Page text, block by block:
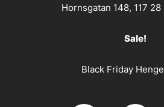
Hornsgatan 148, 117
Sale!
Black Friday